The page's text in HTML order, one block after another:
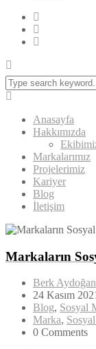
Anasayfa
Hakkımızda
Markalarımız
Projelerimiz
Kariyer
Blog
İletişim
Markaların
Berk Aydoğan
24 Kasım
Blog, Sosyal
Marka,
0 Comments